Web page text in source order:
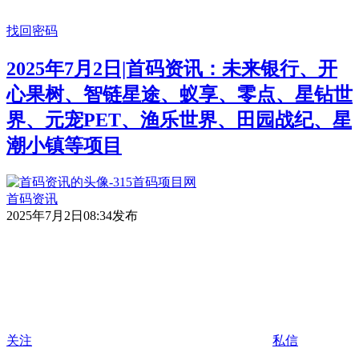
找回密码
2025年7月2日|首码资讯：未来银行、开
心果树、智链星途、蚁享、零点、星钻世
界、元宠PET、渔乐世界、田园战纪、星
潮小镇等项目
首码资讯
2025年7月2日08:34发布
关注 私信